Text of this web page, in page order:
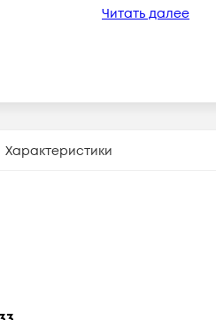
Читать далее
Характеристики